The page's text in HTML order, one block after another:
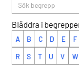
Bläddra i
A B C D E F
R S T U V W